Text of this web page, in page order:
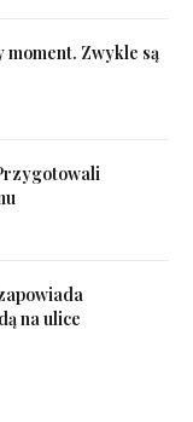
moment. Zwykle są
na ulice